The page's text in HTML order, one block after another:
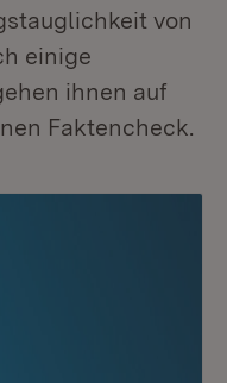
von
einige
ihnen auf
Faktencheck.